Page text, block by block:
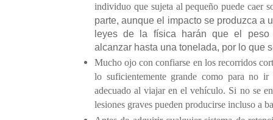
individuo que sujeta al pequeño puede caer
parte, aunque el impacto se produzca a
leyes de la física harán que el
alcanzar hasta una tonelada, por lo que
Mucho ojo con confiarse en los recorridos
lo suficientemente grande como para no ir
adecuado al viajar en el vehículo. Si no se
lesiones graves pueden producirse incluso a